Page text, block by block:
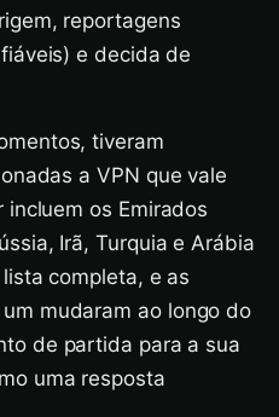
reportagens
e decida de
tiveram
a VPN que vale
os Emirados
Irã, Turquia e Arábia
completa, e as
mudaram ao longo do
de partida para a sua
uma resposta